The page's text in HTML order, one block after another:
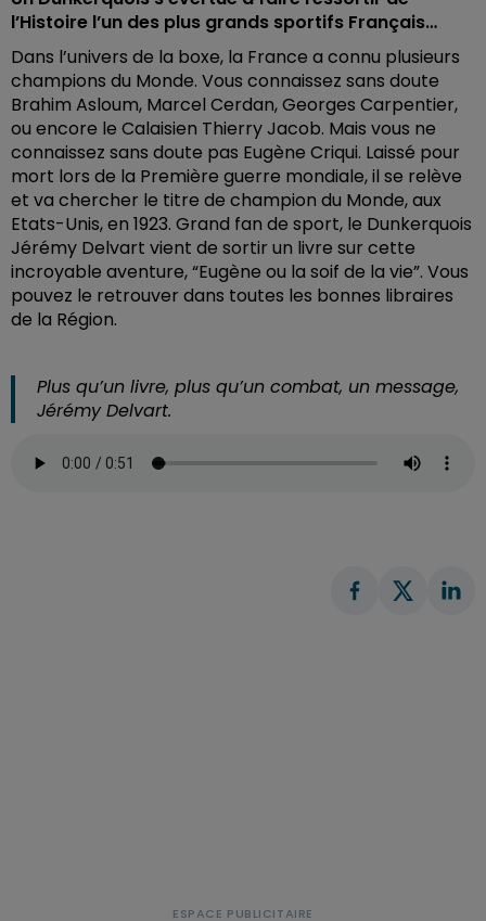
l’Histoire l’un des plus grands sportifs Français…
Dans l’univers de la boxe, la France a connu plusieurs
champions du Monde. Vous connaissez sans doute
Brahim Asloum, Marcel Cerdan, Georges Carpentier,
ou encore le Calaisien Thierry Jacob. Mais vous ne
connaissez sans doute pas Eugène Criqui. Laissé pour
mort lors de la Première guerre mondiale, il se relève
et va chercher le titre de champion du Monde, aux
Etats-Unis, en 1923. Grand fan de sport, le Dunkerquois
Jérémy Delvart vient de sortir un livre sur cette
incroyable aventure, “Eugène ou la soif de la vie”. Vous
pouvez le retrouver dans toutes les bonnes libraires
de la Région.
Plus qu’un livre, plus qu’un combat, un message,
Jérémy Delvart.